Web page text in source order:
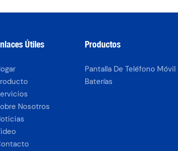
Útiles
Nosotros
Productos
Pantalla De Teléfono Móvil
Baterías